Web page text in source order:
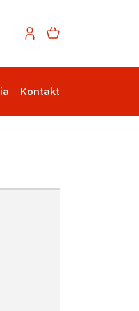
Kontakt